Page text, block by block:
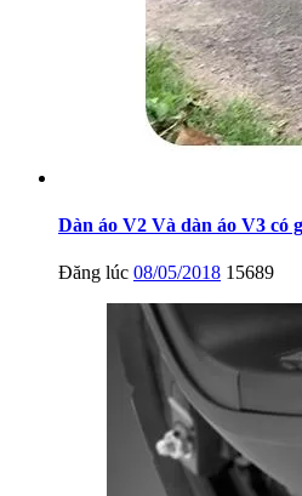
Dàn áo V2 Và dàn áo V3 có
Đăng lúc 08/05/2018 15689